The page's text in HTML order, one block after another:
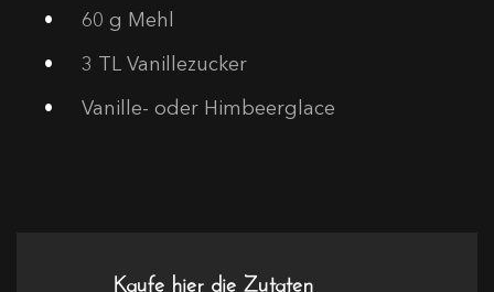
60 g Mehl
3 TL Vanillezucker
Vanille- oder Himbeerglace
Kaufe hier die Zutaten